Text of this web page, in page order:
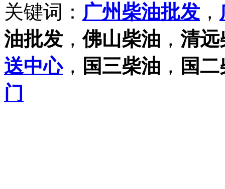
关键词： 广州柴油批发 ，
油批发 ，佛山柴油 ， 清远
送中心， 国三柴油 ， 国
门